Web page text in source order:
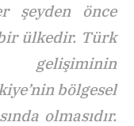
şeyden önce
bir ülkedir. Türk
bölgesel
olmasıdır.